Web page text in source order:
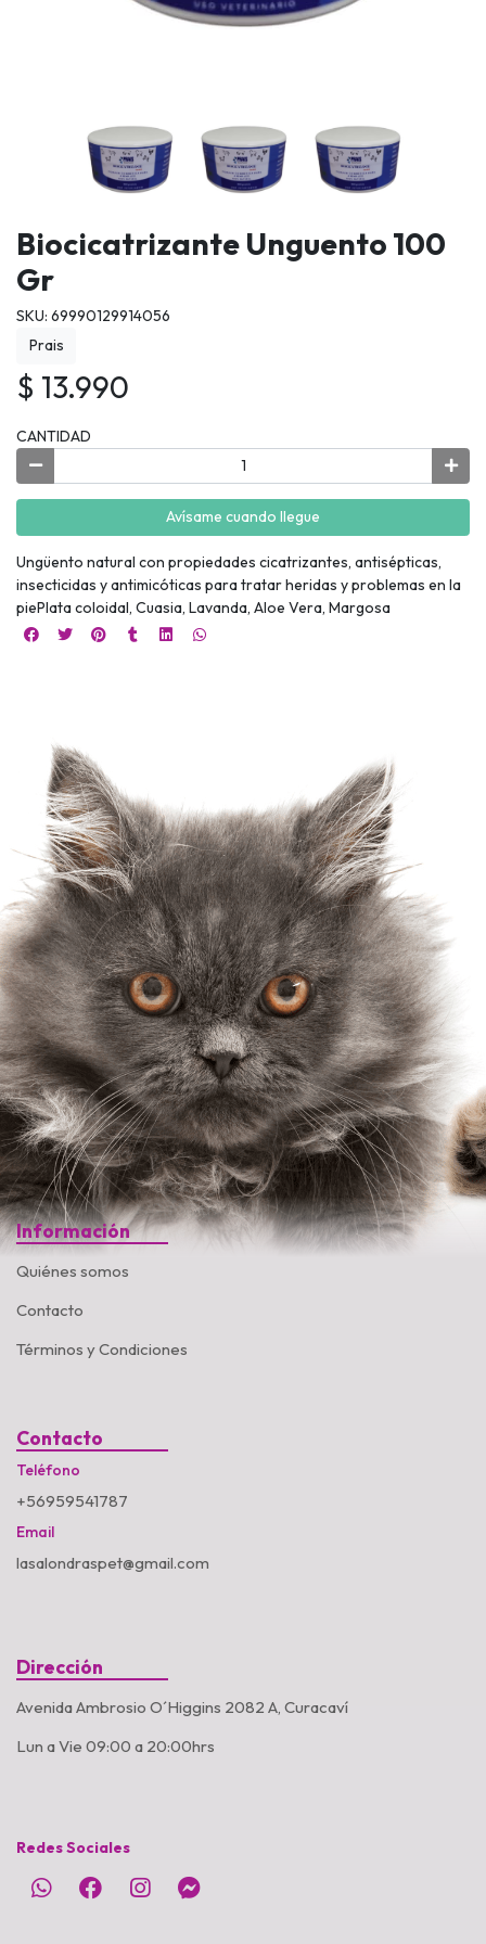
Biocicatrizante Unguento 100
Gr
SKU: 69990129914056
Prais
$ 13.990
CANTIDAD
Avísame cuando llegue
Ungüento natural con propiedades cicatrizantes, antisépticas,
insecticidas y antimicóticas para tratar heridas y problemas en la
piePlata coloidal, Cuasia, Lavanda, Aloe Vera, Margosa
Información
Quiénes somos
Contacto
Términos y Condiciones
Contacto
Teléfono
+56959541787
Email
lasalondraspet@gmail.com
Dirección
Avenida Ambrosio O´Higgins 2082 A, Curacaví
Lun a Vie 09:00 a 20:00hrs
Redes Sociales